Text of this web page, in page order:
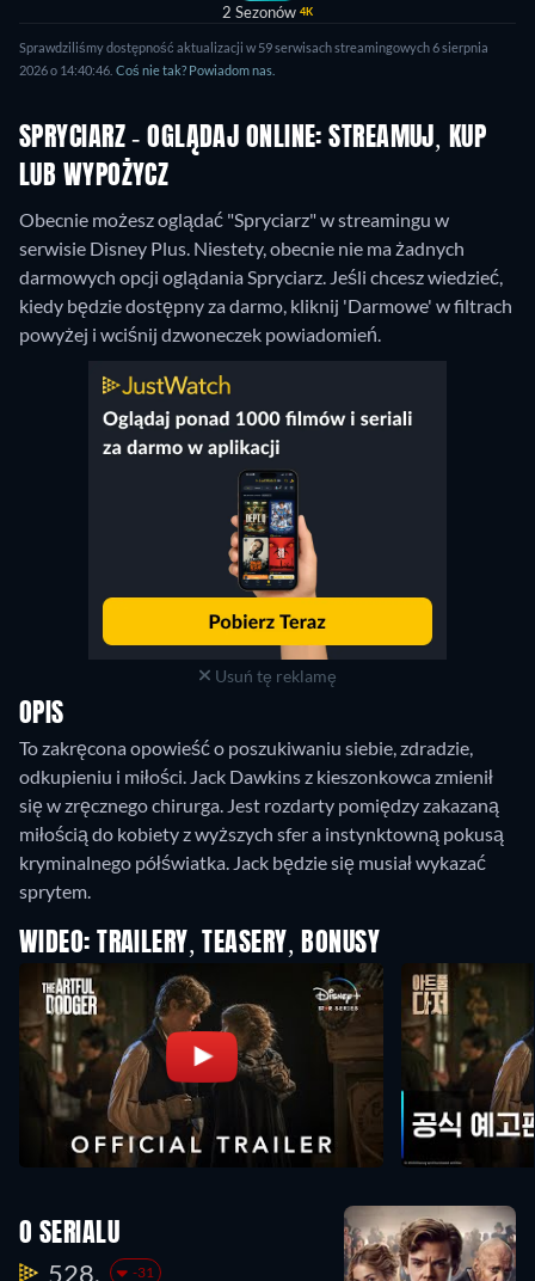
2 Sezonów 4K
Sprawdziliśmy dostępność aktualizacji w 59 serwisach streamingowych 6 sierpnia
2026 o 14:40:46. Coś nie tak? Powiadom nas.
SPRYCIARZ - OGLĄDAJ ONLINE: STREAMUJ, KUP
LUB WYPOŻYCZ
Obecnie możesz oglądać "Spryciarz" w streamingu w
serwisie Disney Plus. Niestety, obecnie nie ma żadnych
darmowych opcji oglądania Spryciarz. Jeśli chcesz wiedzieć,
kiedy będzie dostępny za darmo, kliknij 'Darmowe' w filtrach
powyżej i wciśnij dzwoneczek powiadomień.
Usuń tę reklamę
OPIS
To zakręcona opowieść o poszukiwaniu siebie, zdradzie,
odkupieniu i miłości. Jack Dawkins z kieszonkowca zmienił
się w zręcznego chirurga. Jest rozdarty pomiędzy zakazaną
miłością do kobiety z wyższych sfer a instynktowną pokusą
kryminalnego półświatka. Jack będzie się musiał wykazać
sprytem.
WIDEO: TRAILERY, TEASERY, BONUSY
O SERIALU
528. -31